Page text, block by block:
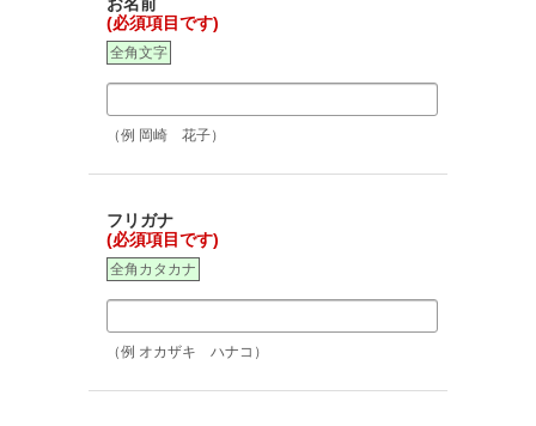
お名前
(必須項目です)
全角文字
（例 岡崎 花子）
フリガナ
(必須項目です)
全角カタカナ
（例 オカザキ ハナコ）